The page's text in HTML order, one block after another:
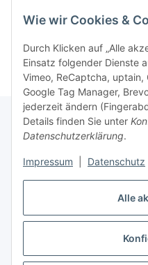
Alle
Wie wir Cookies &
Durch Klicken auf „Alle
Einsatz folgender Dienste
Vimeo, ReCaptcha, uptain,
Google Tag Manager,
jederzeit ändern
Details finden Sie unter
Datenschutzerklärung.
Impressum Datenschutz
Gesetzliche Informationen